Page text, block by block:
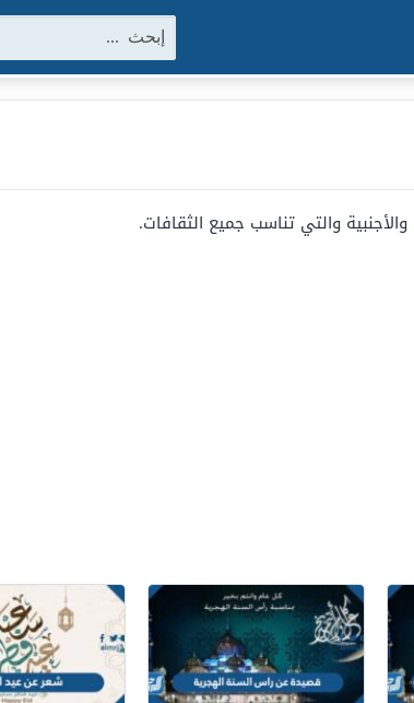
البحث:
والتي تناسب جميع الثقافات.